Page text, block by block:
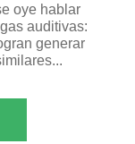
oye hablar
auditivas:
generar